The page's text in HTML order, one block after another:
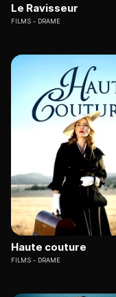
Le Ravisseur
FILMS DRAME
Haute couture
FILMS DRAME